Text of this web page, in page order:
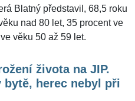
Blatný představil, 68,5 roku
nad 80 let, 35 procent ve
věku 50 až 59 let.
života na JIP.